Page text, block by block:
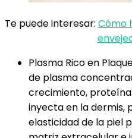
Te puede interesar: Cómo
Plasma Rico en
de plasma
crecimiento,
inyecta en la dermis,
elasticidad de la piel